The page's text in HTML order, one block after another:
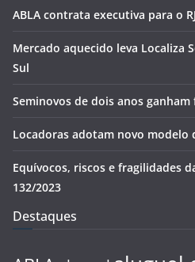
ABLA contrata executiva para o
Mercado aquecido leva Localiza
Sul
Seminovos de dois anos
Locadoras adotam novo modelo
Equívocos, riscos e fragilidades
132/2023
Destaques